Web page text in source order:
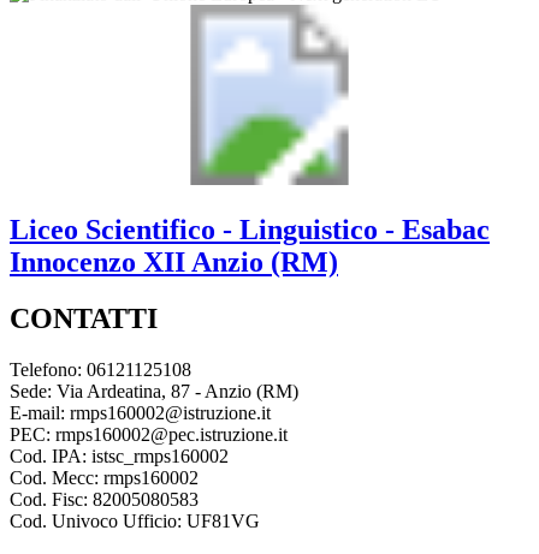
Liceo Scientifico - Linguistico - Esabac
Innocenzo XII Anzio (RM)
CONTATTI
Telefono: 06121125108
Sede: Via Ardeatina, 87 - Anzio (RM)
E-mail: rmps160002@istruzione.it
PEC: rmps160002@pec.istruzione.it
Cod. IPA: istsc_rmps160002
Cod. Mecc: rmps160002
Cod. Fisc: 82005080583
Cod. Univoco Ufficio: UF81VG